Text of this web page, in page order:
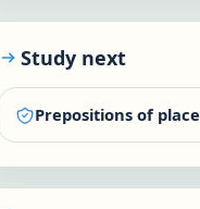
Study next
Prepositions of place